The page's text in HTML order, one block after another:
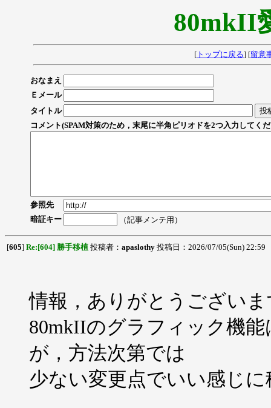
80mkII
[ トップに戻る] [留意
おなまえ
Ｅメール
タイトル
コメント(SPAM対策のため，末尾に半角ピリオドを2つ入力してく
参照先
暗証キー
（記事メンテ用）
[605] Re:[604] 勝手移植 投稿者： apaslothy 投稿日：2026/07/05(Sun) 22:59
情報，ありがとうござい
80mkIIのグラフィック機
が，方法次第では
少ない変更点でいい感じ